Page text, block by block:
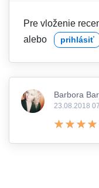
Pre vloženie
alebo prihlásiť
Barbora
23.08.2018